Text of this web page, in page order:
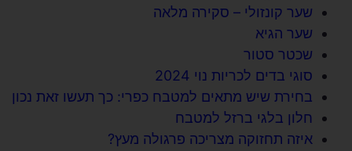
שער קונזולי – סקירה מלאה
שער הגיא
שכטר סטור
סוגי בדים לכריות נוי 2024
בחירת שיש מתאים למטבח כפרי: כך תעשו זאת נכון
חלון בלגי ברזל למטבח
איזה תחזוקה מצריכה פרגולה מעץ?